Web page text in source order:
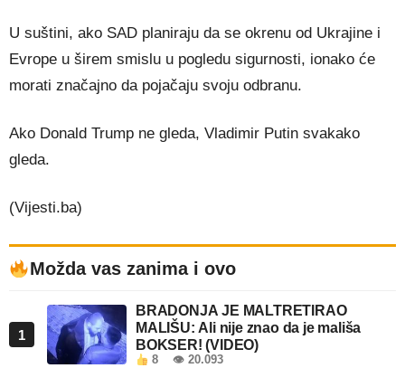
U suštini, ako SAD planiraju da se okrenu od Ukrajine i
Evrope u širem smislu u pogledu sigurnosti, ionako će
morati značajno da pojačaju svoju odbranu.
Ako Donald Trump ne gleda, Vladimir Putin svakako
gleda.
(Vijesti.ba)
Možda vas zanima i ovo
1
BRADONJA JE MALTRETIRAO
MALIŠU: Ali nije znao da je mališa
BOKSER! (VIDEO)
8 👁 20.093